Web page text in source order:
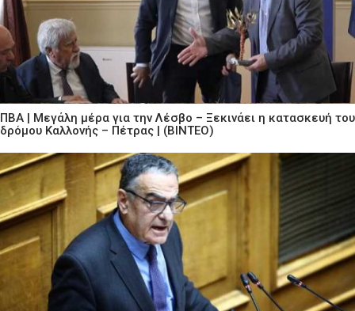
ΠΒΑ | Μεγάλη μέρα για την Λέσβο – Ξεκινάει η κατασκευή του
δρόμου Καλλονής – Πέτρας | (ΒΙΝΤΕΟ)